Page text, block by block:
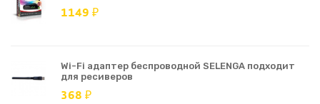
1149 ₽
Wi-Fi адаптер беспроводной SELENGA подходит
для ресиверов
368 ₽